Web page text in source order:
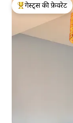
गेस्ट्स का टॉप फ़ेवरेट
गेस्ट्स की फ़ेवरेट